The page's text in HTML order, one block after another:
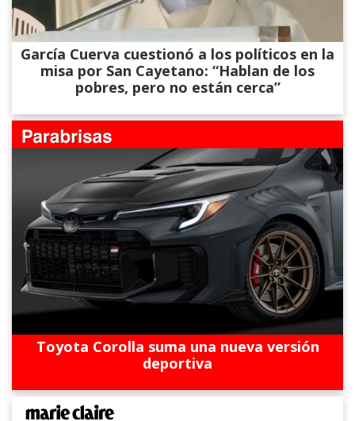
García Cuerva cuestionó a los políticos en la
misa por San Cayetano: “Hablan de los
pobres, pero no están cerca”
Toyota Corolla suma una nueva versión
deportiva